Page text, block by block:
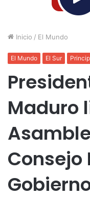
Inicio / El Mundo
El Mundo El Sur
Maduro
Consejo